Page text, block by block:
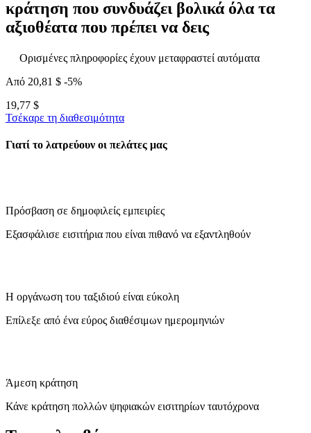
κράτηση που συνδυάζει βολικά όλα τα
αξιοθέατα που πρέπει να δεις
Ορισμένες πληροφορίες έχουν μεταφραστεί αυτόματα
Από 20,81 $ -5%
19,77 $
Τσέκαρε τη διαθεσιμότητα
Γιατί το λατρεύουν οι πελάτες μας
Πρόσβαση σε δημοφιλείς εμπειρίες
Εξασφάλισε εισιτήρια που είναι πιθανό να εξαντληθούν
Η οργάνωση του ταξιδιού είναι εύκολη
Επίλεξε από ένα εύρος διαθέσιμων ημερομηνιών
Άμεση κράτηση
Κάνε κράτηση πολλών ψηφιακών εισιτηρίων ταυτόχρονα